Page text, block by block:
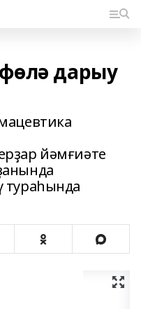
дарыу
йәмғиәте
тураһында